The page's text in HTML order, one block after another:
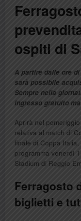
ospiti di
A partire dalle ore
sarà possibile
Sempre nella
ingresso gratuito
Aprirà nel
relativa al match di
finale di Coppa
programma venerdì
Stadium di Reggio
Ferragosto
biglietti e